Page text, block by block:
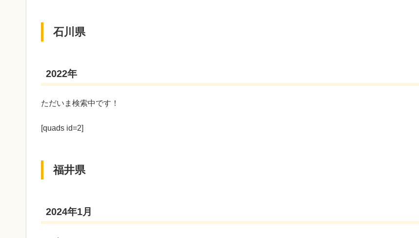
石川県
2022年
ただいま検索中です！
[quads id=2]
福井県
2024年1月